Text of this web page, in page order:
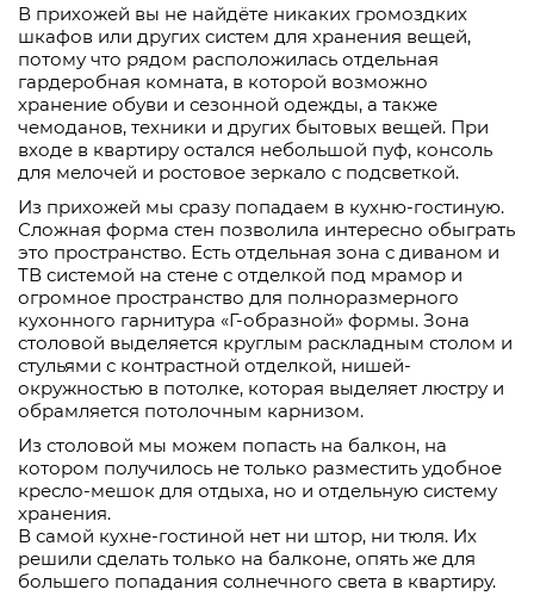
В прихожей вы не найдёте никаких громоздких
шкафов или других систем для хранения вещей,
потому что рядом расположилась отдельная
гардеробная комната, в которой возможно
хранение обуви и сезонной одежды, а также
чемоданов, техники и других бытовых вещей. При
входе в квартиру остался небольшой пуф, консоль
для мелочей и ростовое зеркало с подсветкой.
Из прихожей мы сразу попадаем в кухню-гостиную.
Сложная форма стен позволила интересно обыграть
это пространство. Есть отдельная зона с диваном и
ТВ системой на стене с отделкой под мрамор и
огромное пространство для полноразмерного
кухонного гарнитура «Г-образной» формы. Зона
столовой выделяется круглым раскладным столом и
стульями с контрастной отделкой, нишей-
окружностью в потолке, которая выделяет люстру и
обрамляется потолочным карнизом.
Из столовой мы можем попасть на балкон, на
котором получилось не только разместить удобное
кресло-мешок для отдыха, но и отдельную систему
хранения.
В самой кухне-гостиной нет ни штор, ни тюля. Их
решили сделать только на балконе, опять же для
большего попадания солнечного света в квартиру.